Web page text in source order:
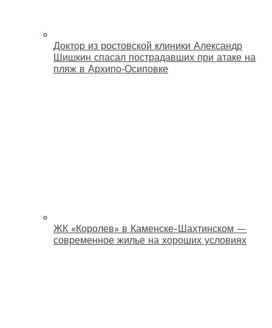
Доктор из ростовской клиники Александр
Шишкин спасал пострадавших при атаке на
пляж в Архипо‑Осиповке
ЖК «Королев» в Каменске-Шахтинском —
современное жилье на хороших условиях